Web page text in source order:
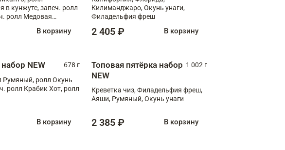
в кунжуте, запеч. ролл
ролл Медовая
В корзину
Килиманджаро, Окунь унаги,
Филадельфия фреш
2 405 ₽ В корзину
NEW
678 г
Румяный, ролл Окунь
ролл Крабик Хот, ролл
В корзину
Топовая пятёрка набор
NEW
1 002 г
Креветка чиз, Филадельфия фреш,
Аяши, Румяный, Окунь унаги
2 385 ₽ В корзину